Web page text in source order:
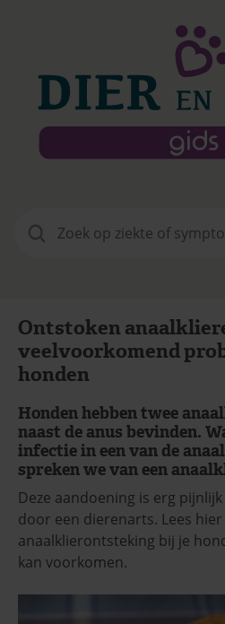
naar:
Ontstoken
veelvoorkomend
honden
Honden hebben twee
naast de anus bevinden.
infectie in een van de
spreken we van een
Deze aandoening is erg
door een dierenarts. Lees
anaalklierontsteking bij je
kan voorkomen.